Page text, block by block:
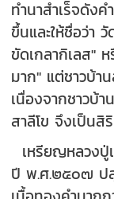
ทำนาสำเร็จดัง
ขึ้นและให้ชื่อว่า
ขัดเกลากิเลส"
มาก" แต่ชาวบ้า
เนื่องจากชาวบ้
สาลีโข จึงเป็น
เหรียญหลวงปู่
ปี พ.ศ.๒๕๐๗ ป